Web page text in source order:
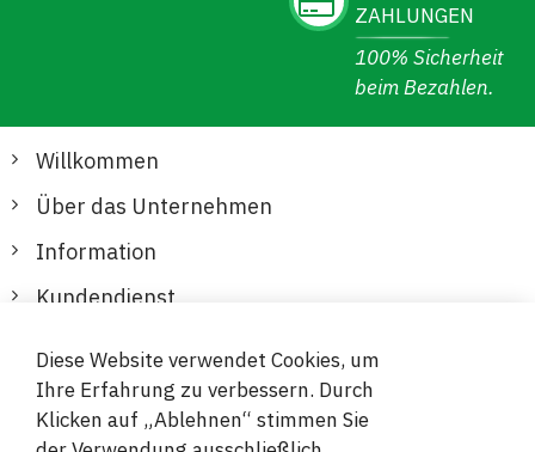
ZAHLUNGEN
100% Sicherheit
beim Bezahlen.
Willkommen
Über das Unternehmen
Information
Kundendienst
Sichere und bequeme Zahlungen
Diese Website verwendet Cookies, um
Ihre Erfahrung zu verbessern. Durch
Klicken auf „Ablehnen“ stimmen Sie